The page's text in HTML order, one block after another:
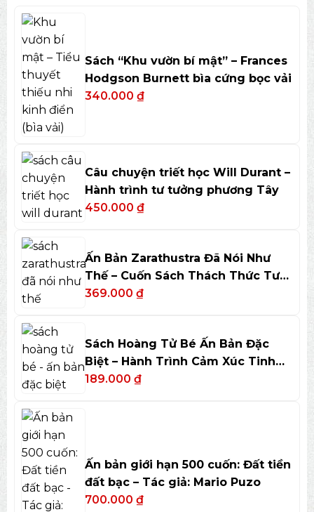
Sách “Khu vườn bí mật” – Frances
Hodgson Burnett bìa cứng bọc vải
340.000 ₫
Câu chuyện triết học Will Durant –
Hành trình tư tưởng phương Tây
450.000 ₫
Ấn Bản Zarathustra Đã Nói Như
Thế – Cuốn Sách Thách Thức Tư
Duy
369.000 ₫
Sách Hoàng Tử Bé Ấn Bản Đặc
Biệt – Hành Trình Cảm Xúc Tinh
Tế
189.000 ₫
Ấn bản giới hạn 500 cuốn: Đất tiền
đất bạc – Tác giả: Mario Puzo
700.000 ₫